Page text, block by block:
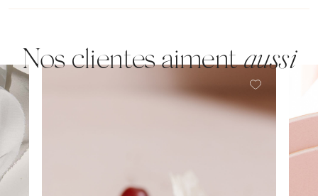
Nos clientes aimentaussi